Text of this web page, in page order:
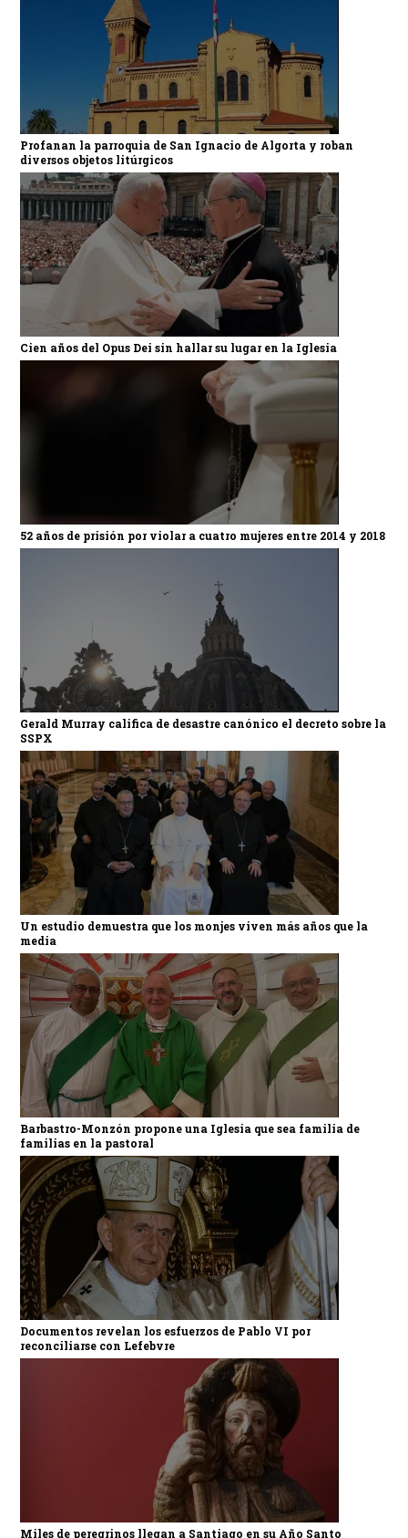
Profanan la parroquia de San Ignacio de Algorta y roban
diversos objetos litúrgicos
Cien años del Opus Dei sin hallar su lugar en la Iglesia
52 años de prisión por violar a cuatro mujeres entre 2014 y 2018
Gerald Murray califica de desastre canónico el decreto sobre la
SSPX
Un estudio demuestra que los monjes viven más años que la
media
Barbastro-Monzón propone una Iglesia que sea familia de
familias en la pastoral
Documentos revelan los esfuerzos de Pablo VI por
reconciliarse con Lefebvre
Miles de peregrinos llegan a Santiago en su Año Santo